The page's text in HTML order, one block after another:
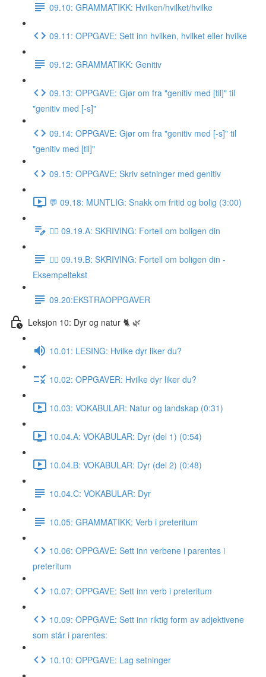
09.10: GRAMMATIKK: Hvilken/hvilket/hvilke
09.11: OPPGAVE: Sett inn hvilken, hvilket eller hvilke
09.12: GRAMMATIKK: Genitiv
09.13: OPPGAVE: Gjør om fra "genitiv med [til]" til
"genitiv med [-s]"
09.14: OPPGAVE: Gjør om fra "genitiv med [-s]" til
"genitiv med [til]"
09.15: OPPGAVE: Skriv setninger med genitiv
💬 09.18: MUNTLIG: Snakk om fritid og bolig (3:00)
✍🏼 09.19.A: SKRIVING: Fortell om boligen din
✍🏼 09.19.B: SKRIVING: Fortell om boligen din -
Eksempeltekst
09.20:EKSTRAOPPGAVER
Leksjon 10: Dyr og natur 🐈 🌿
10.01: LESING: Hvilke dyr liker du?
10.02: OPPGAVER: Hvilke dyr liker du?
10.03: VOKABULAR: Natur og landskap (0:31)
10.04.A: VOKABULAR: Dyr (del 1) (0:54)
10.04.B: VOKABULAR: Dyr (del 2) (0:48)
10.04.C: VOKABULAR: Dyr
10.05: GRAMMATIKK: Verb i preteritum
10.06: OPPGAVE: Sett inn verbene i parentes i
preteritum
10.07: OPPGAVE: Sett inn verb i preteritum
10.09: OPPGAVE: Sett inn riktig form av adjektivene
som står i parentes:
10.10: OPPGAVE: Lag setninger